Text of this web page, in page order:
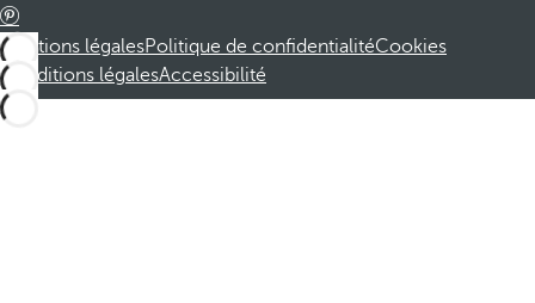
Mentions légalesPolitique de confidentialitéCookies
Conditions légalesAccessibilité